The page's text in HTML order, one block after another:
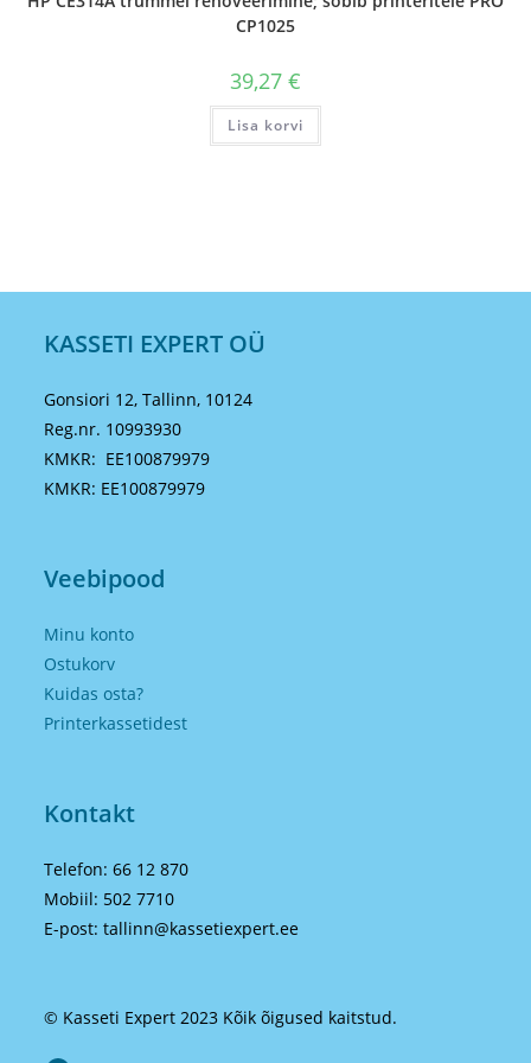
CP1025
39,27 €
Lisa korvi
KASSETI EXPERT OÜ
Gonsiori 12, Tallinn, 10124
Reg.nr. 10993930
KMKR: EE100879979
KMKR: EE100879979
Veebipood
Minu konto
Ostukorv
Kuidas osta?
Printerkassetidest
Kontakt
Telefon: 66 12 870
Mobiil: 502 7710
E-post: tallinn@kassetiexpert.ee
© Kasseti Expert 2023 Kõik õigused kaitstud.